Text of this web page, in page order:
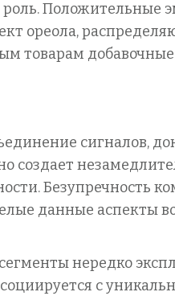
Положительные
ореола,
товарам
сигналов,
создает
Безупречность
данные аспекты
нередко
с